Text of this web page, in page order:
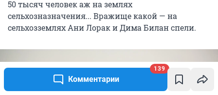
Комментарии
139
50 тысяч человек аж на землях
сельхозназначения... Вражище какой — на
сельхозземлях Ани Лорак и Дима Билан спели.